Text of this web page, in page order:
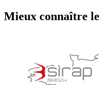
Mieux connaître